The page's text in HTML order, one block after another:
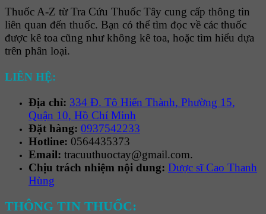
Thuốc A-Z từ Tra Cứu Thuốc Tây cung cấp thông tin
liên quan đến thuốc. Bạn có thể tìm đọc về các thuốc
được kê toa cũng như không kê toa, hoặc tìm hiểu dựa
trên phân loại.
LIÊN HỆ:
Địa chỉ: 334 Đ. Tô Hiến Thành, Phường 15,
Quận 10, Hồ Chí Minh
Đặt hàng: 0937542233
Hotline: 0564435373
Email: tracuuthuoctay@gmail.com.
Chịu trách nhiệm nội dung: Dược sĩ Cao Thanh
Hùng
THÔNG TIN THUỐC: